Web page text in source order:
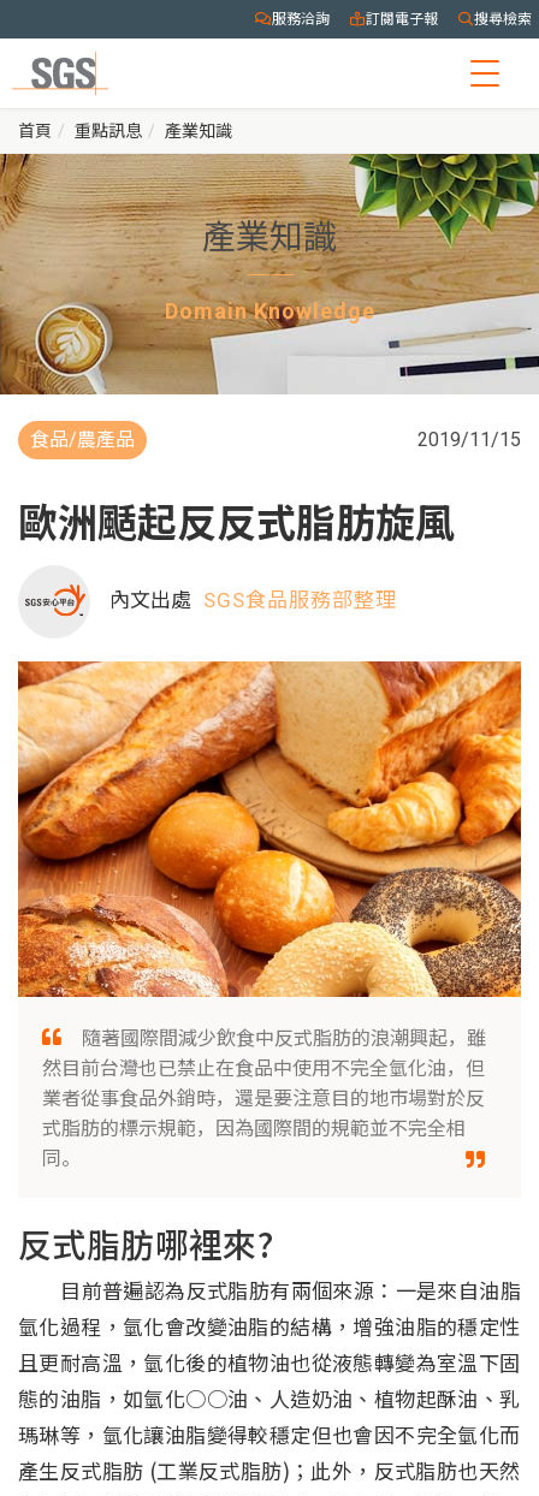
服務洽詢 訂閱電子報 搜尋檢索
首頁 重點訊息 產業知識
產業知識
Domain Knowledge
食品/農產品 2019/11/15
歐洲颳起反反式脂肪旋風
內文出處 SGS食品服務部整理
隨著國際間減少飲食中反式脂肪的浪潮興起，雖
然目前台灣也已禁止在食品中使用不完全氫化油，但
業者從事食品外銷時，還是要注意目的地市場對於反
式脂肪的標示規範，因為國際間的規範並不完全相
同。
反式脂肪哪裡來?
目前普遍認為反式脂肪有兩個來源：一是來自油脂
氫化過程，氫化會改變油脂的結構，增強油脂的穩定性
且更耐高溫，氫化後的植物油也從液態轉變為室溫下固
態的油脂，如氫化○○油、人造奶油、植物起酥油、乳
瑪琳等，氫化讓油脂變得較穩定但也會因不完全氫化而
產生反式脂肪 (工業反式脂肪)；此外，反式脂肪也天然